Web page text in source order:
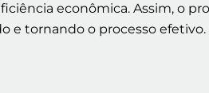
econômica. Assim, o
e tornando o processo efetivo.